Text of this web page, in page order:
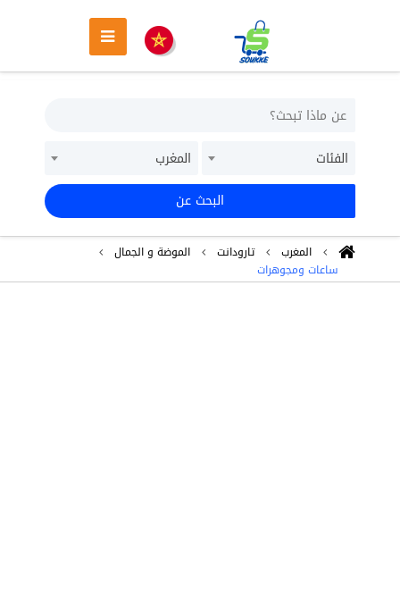
الفئات
المغرب
البحث عن
المغرب تارودانت
الموضة و الجمال
ساعات ومجوهرات